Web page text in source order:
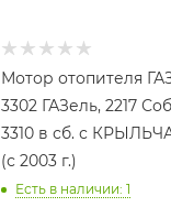
Мотор отопителя ГАЗ
3302 ГАЗель, 2217
3310 в сб. с
(с 2003 г.)
Есть в наличии: 1